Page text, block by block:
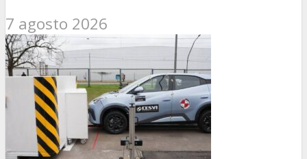
7 agosto 2026